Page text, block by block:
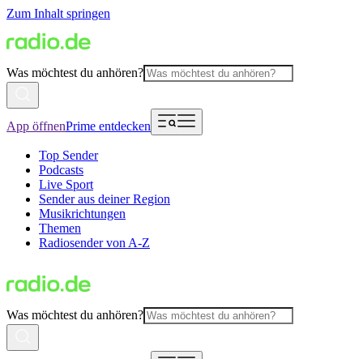
Zum Inhalt springen
Was möchtest du anhören?
App öffnenPrime entdecken
Top Sender
Podcasts
Live Sport
Sender aus deiner Region
Musikrichtungen
Themen
Radiosender von A-Z
Was möchtest du anhören?